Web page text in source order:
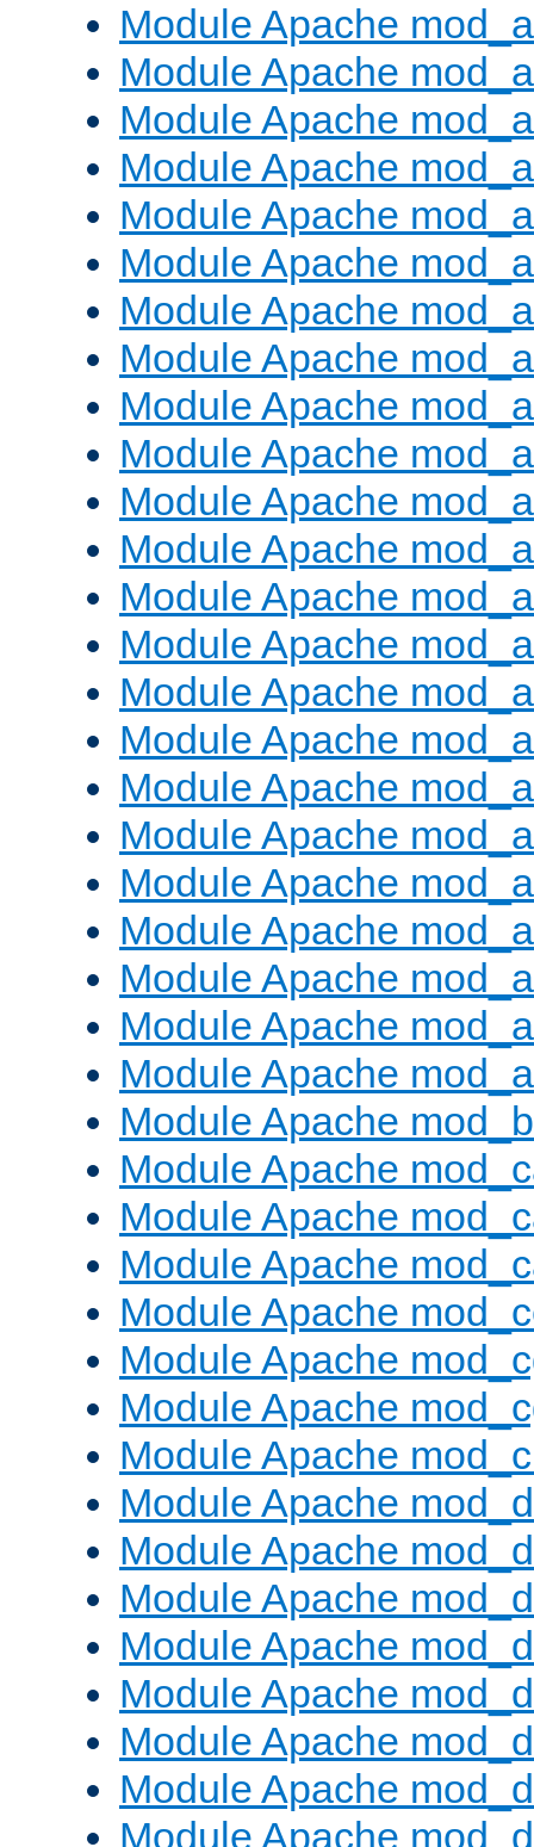
Module Apache
Module Apache
Module Apache
Module Apache
Module Apache
Module Apache
Module Apache
Module Apache
Module Apache
Module Apache
Module Apache
Module Apache
Module Apache
Module Apache
Module Apache
Module Apache
Module Apache
Module Apache
Module Apache
Module Apache
Module Apache
Module Apache
Module Apache
Module Apache
Module Apache
Module Apache
Module Apache
Module Apache
Module Apache
Module Apache
Module Apache
Module Apache
Module Apache
Module Apache
Module Apache
Module Apache
Module Apache
Module Apache
Module Apache